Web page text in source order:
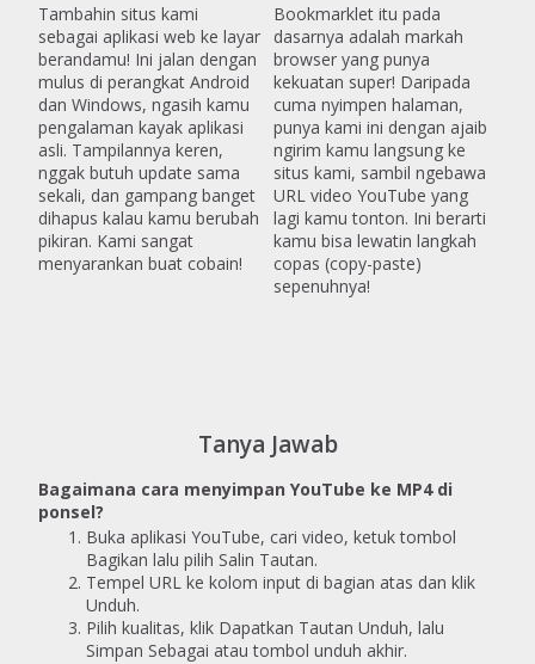
Tambahin situs kami
sebagai aplikasi web ke layar
berandamu! Ini jalan dengan
mulus di perangkat Android
dan Windows, ngasih kamu
pengalaman kayak aplikasi
asli. Tampilannya keren,
nggak butuh update sama
sekali, dan gampang banget
dihapus kalau kamu berubah
pikiran. Kami sangat
menyarankan buat cobain!
Bookmarklet itu pada
dasarnya adalah markah
browser yang punya
kekuatan super! Daripada
cuma nyimpen halaman,
punya kami ini dengan ajaib
ngirim kamu langsung ke
situs kami, sambil ngebawa
URL video YouTube yang
lagi kamu tonton. Ini berarti
kamu bisa lewatin langkah
copas (copy-paste)
sepenuhnya!
Tanya Jawab
Bagaimana cara menyimpan YouTube ke MP4 di
ponsel?
Buka aplikasi YouTube, cari video, ketuk tombol
Bagikan lalu pilih Salin Tautan.
Tempel URL ke kolom input di bagian atas dan klik
Unduh.
Pilih kualitas, klik Dapatkan Tautan Unduh, lalu
Simpan Sebagai atau tombol unduh akhir.